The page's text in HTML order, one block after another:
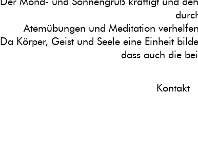
Atemübungen und Meditation
Da Körper, Geist und Seele eine Einheit
dass auch die
Kontakt